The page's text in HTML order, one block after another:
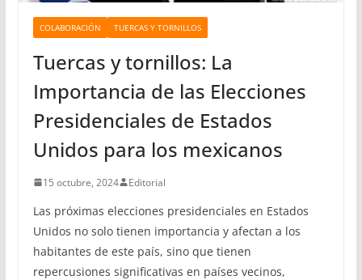
COLABORACIÓN TUERCAS Y TORNILLOS
Tuercas y tornillos: La
Importancia de las Elecciones
Presidenciales de Estados
Unidos para los mexicanos
15 octubre, 2024 Editorial
Las próximas elecciones presidenciales en Estados
Unidos no solo tienen importancia y afectan a los
habitantes de este país, sino que tienen
repercusiones significativas en países vecinos,